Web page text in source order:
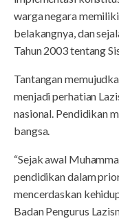
warga negara
belakangnya, dan
Tahun 2003 tentang
Tantangan
menjadi perhatian
nasional. Pendidikan
bangsa.
“Sejak awal
pendidikan dalam
mencerdaskan
Badan Pengurus